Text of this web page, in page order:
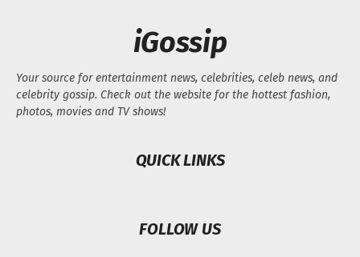
iGossip
Your source for entertainment news, celebrities, celeb news, and
celebrity gossip. Check out the website for the hottest fashion,
photos, movies and TV shows!
QUICK LINKS
FOLLOW US